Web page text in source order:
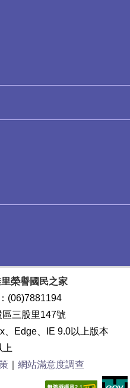
榮譽國民之家
(06)7881194
三股里147號
、Edge、IE 9.0以上版本
上
｜ 網站滿意度調查